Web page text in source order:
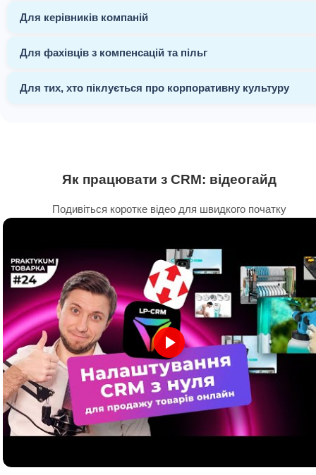
Для керівників компаній
Для фахівців з компенсацій та пільг
Для тих, хто піклується про корпоративну культуру
Як працювати з CRM: відеогайд
Подивіться коротке відео для швидкого початку